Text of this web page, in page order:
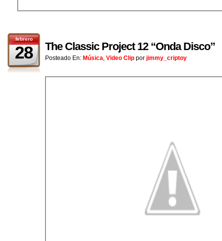
febrero
28 The Classic Project 12 “Onda Disco”
Posteado En: Música, Video Clip por jimmy_criptoy